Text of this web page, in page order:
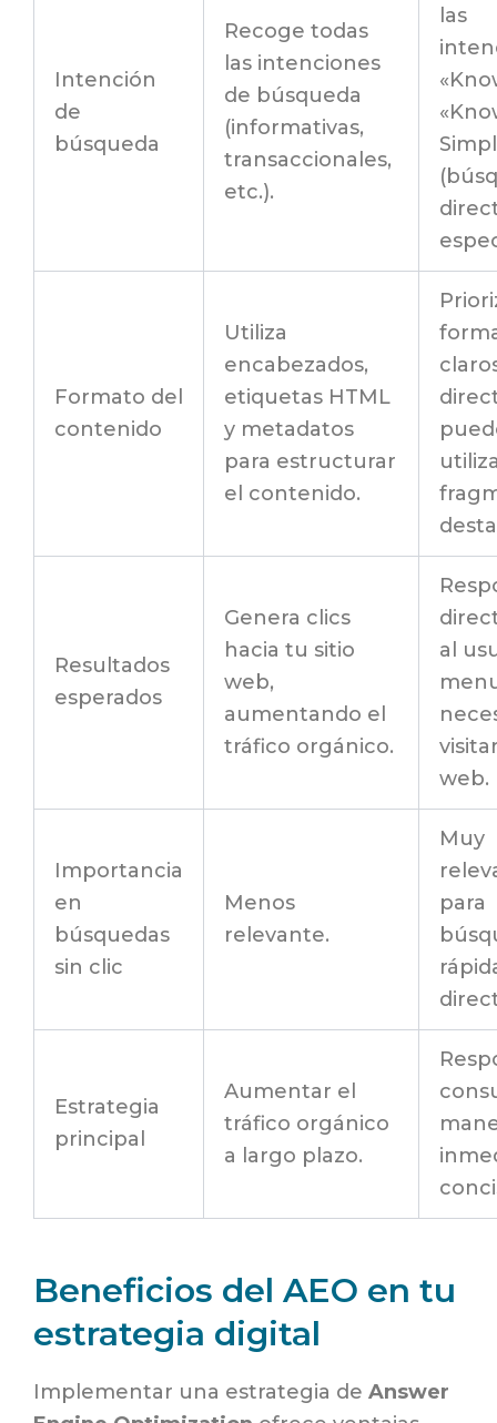
Intención
de
búsqueda
Recoge todas
las intenciones
de búsqueda
(informativas,
transaccionales,
etc.).
las
Formato del
contenido
Utiliza
encabezados,
etiquetas HTML
y metadatos
para estructurar
el contenido.
Resultados
esperados
Genera clics
hacia tu sitio
web,
aumentando el
tráfico orgánico.
al
web.
Importancia
en
búsquedas
sin clic
Menos
relevante.
Muy
para
Estrategia
principal
Aumentar el
tráfico orgánico
a largo plazo.
Beneficios del AEO en tu
estrategia digital
Implementar una estrategia de Answer